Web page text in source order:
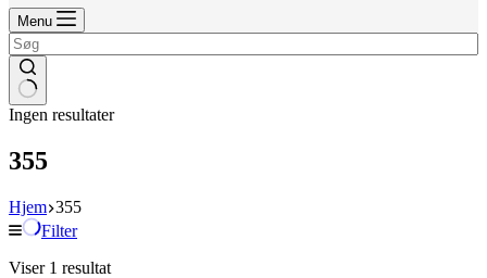
Menu
Ingen resultater
355
Hjem 355
Filter
Viser 1 resultat